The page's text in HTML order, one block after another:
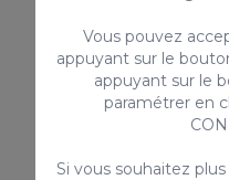
Lit bébé &
Consulter
Vous pouvez
appuyant sur le
appuyant sur le
paramétrer en
Si vous souhaitez